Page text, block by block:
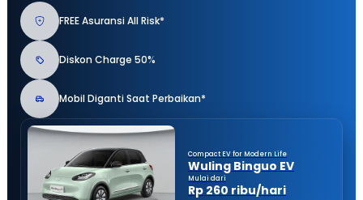
FREE Asuransi All Risk*
Diskon Charge 50%
Mobil Diganti Saat Perbaikan*
Compact EV for Modern Life
Wuling Binguo EV
Mulai dari
Rp 260 ribu/hari